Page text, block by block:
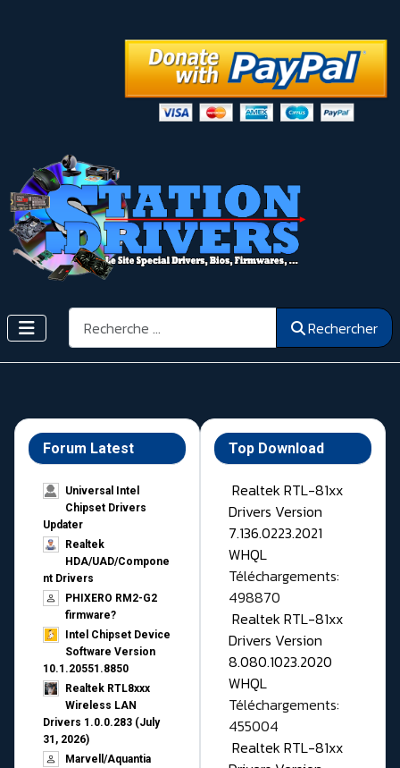
Rechercher Rechercher
Forum Latest
Universal Intel
Chipset Drivers
Updater​
Realtek
HDA/UAD/Compone
nt Drivers
PHIXERO RM2-G2
firmware?
Intel Chipset Device
Software Version
10.1.20551.8850
Realtek RTL8xxx
Wireless LAN
Drivers 1.0.0.283 (July
31, 2026)
Marvell/Aquantia
Top Download
Realtek RTL-81xx
Drivers Version
7.136.0223.2021
WHQL
Téléchargements:
498870
Realtek RTL-81xx
Drivers Version
8.080.1023.2020
WHQL
Téléchargements:
455004
Realtek RTL-81xx